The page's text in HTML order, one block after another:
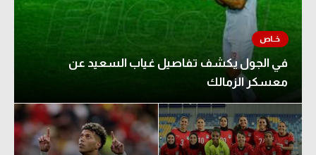
في الجول يكشف تفاصيل غياب السعيد عن
معسكر الزمالك